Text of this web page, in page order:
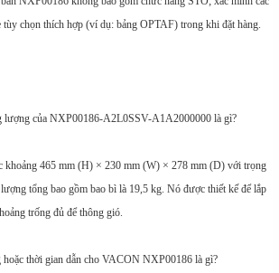
tùy chọn thích hợp (ví dụ: bảng OPTAF) trong khi đặt hàng.
lượng của NXP00186-A2L0SSV-A1A2000000 là gì?
khoảng 465 mm (H) × 230 mm (W) × 278 mm (D) với trọng
tổng bao gồm bao bì là 19,5 kg. Nó được thiết kế để lắp
trống đủ để thông gió.
hoặc thời gian dẫn cho VACON NXP00186 là gì?